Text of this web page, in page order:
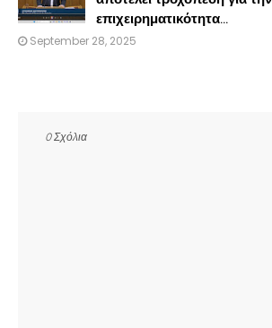
επιχειρηματικότητα...
September 28, 2025
0 Σχόλια